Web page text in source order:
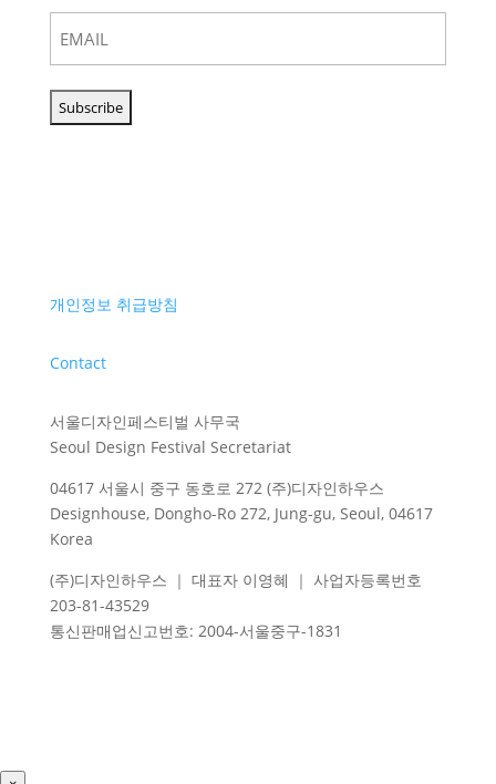
개인정보 취급방침
Contact
서울디자인페스티벌 사무국
Seoul Design Festival Secretariat
04617 서울시 중구 동호로 272 (주)디자인하우스
Designhouse, Dongho-Ro 272, Jung-gu, Seoul, 04617
Korea
(주)디자인하우스 ｜ 대표자 이영혜 ｜ 사업자등록번호
203-81-43529
통신판매업신고번호: 2004-서울중구-1831